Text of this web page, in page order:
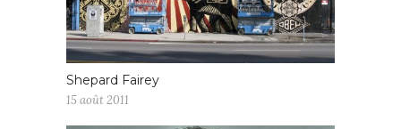
Shepard Fairey
15 août 2011